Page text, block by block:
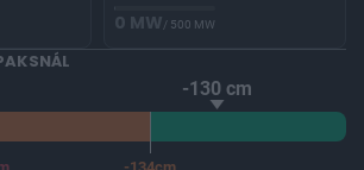
0 MW/ 500 MW
-130 cm